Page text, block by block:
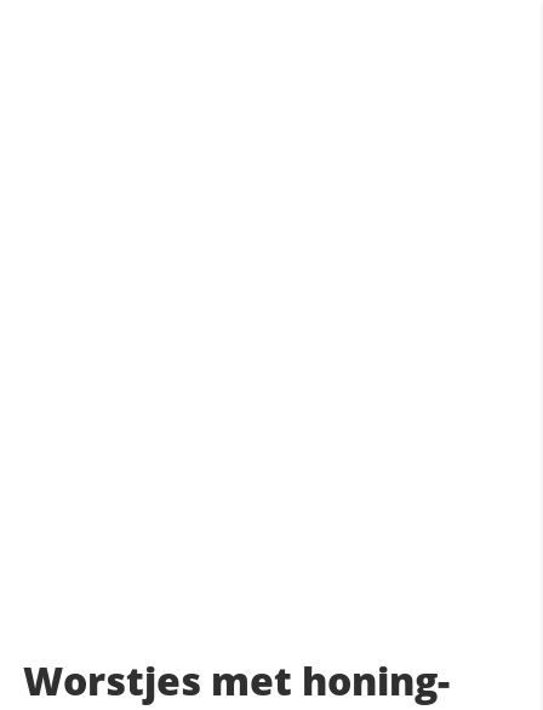
Worstjes met honing-